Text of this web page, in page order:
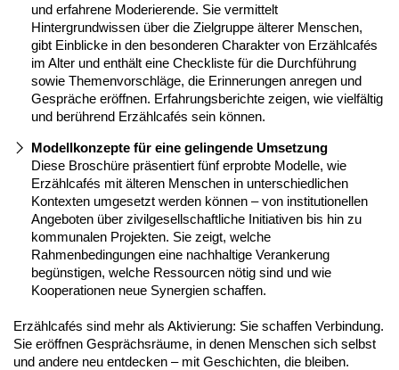
und erfahrene Moderierende. Sie vermittelt
Hintergrundwissen über die Zielgruppe älterer Menschen,
gibt Einblicke in den besonderen Charakter von Erzählcafés
im Alter und enthält eine Checkliste für die Durchführung
sowie Themenvorschläge, die Erinnerungen anregen und
Gespräche eröffnen. Erfahrungsberichte zeigen, wie vielfältig
und berührend Erzählcafés sein können.
Modellkonzepte für eine gelingende Umsetzung
Diese Broschüre präsentiert fünf erprobte Modelle, wie
Erzählcafés mit älteren Menschen in unterschiedlichen
Kontexten umgesetzt werden können – von institutionellen
Angeboten über zivilgesellschaftliche Initiativen bis hin zu
kommunalen Projekten. Sie zeigt, welche
Rahmenbedingungen eine nachhaltige Verankerung
begünstigen, welche Ressourcen nötig sind und wie
Kooperationen neue Synergien schaffen.
Erzählcafés sind mehr als Aktivierung: Sie schaffen Verbindung.
Sie eröffnen Gesprächsräume, in denen Menschen sich selbst
und andere neu entdecken – mit Geschichten, die bleiben.